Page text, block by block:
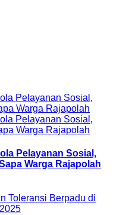
Pelayanan Sosial,
Warga Rajapolah